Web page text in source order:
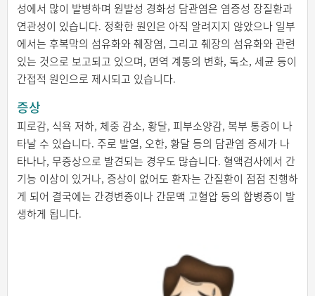
성에서 많이 발병하며 원발성 경화성 담관염은 염증성 장질환과
연관성이 있습니다. 정확한 원인은 아직 알려지지 않았으나 일부
에서는 후복막의 섬유화와 췌장염, 그리고 췌장의 섬유화와 관련
있는 것으로 보고되고 있으며, 면역 계통의 변화, 독소, 세균 등이
간접적 원인으로 제시되고 있습니다.
증상
피로감, 식욕 저하, 체중 감소, 황달, 피부소양감, 복부 통증이 나
타날 수 있습니다. 주로 발열, 오한, 황달 등의 담관염 증세가 나
타나나, 무증상으로 발견되는 경우도 많습니다. 혈액검사에서 간
기능 이상이 있거나, 증상이 없어도 환자는 간질환이 점점 진행하
게 되어 결국에는 간경변증이나 간문맥 고혈압 등의 합병증이 발
생하게 됩니다.